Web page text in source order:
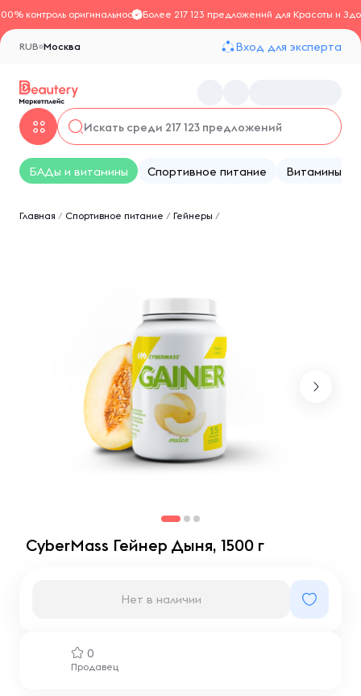
контроль оригинальностиБолее 217 123 предложений для Красоты и
Москва
RUB Вход для эксперта
БАДы и витамины Спортивное питание Витамины
Главная / Спортивное питание / Гейнеры /
CyberMass Гейнер Дыня, 1500 г
0
Продавец
Нет в наличии